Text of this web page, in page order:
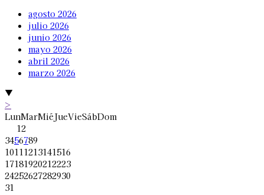
agosto 2026
julio 2026
junio 2026
mayo 2026
abril 2026
marzo 2026
▼
>
LunMarMiéJueVieSábDom
12
3456789
10111213141516
17181920212223
24252627282930
31